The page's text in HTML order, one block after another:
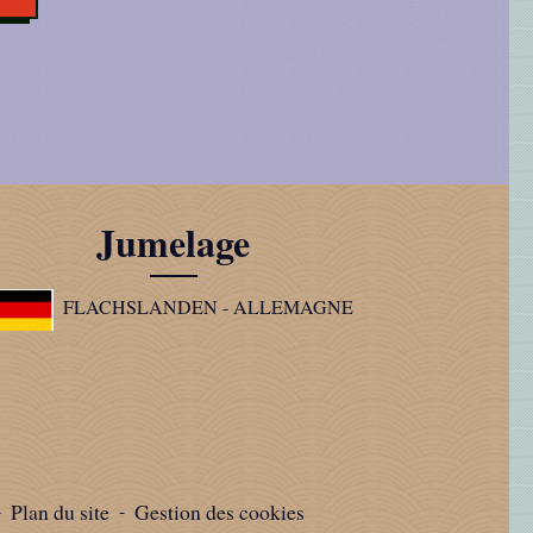
Jumelage
FLACHSLANDEN - ALLEMAGNE
Plan du site - Gestion des cookies